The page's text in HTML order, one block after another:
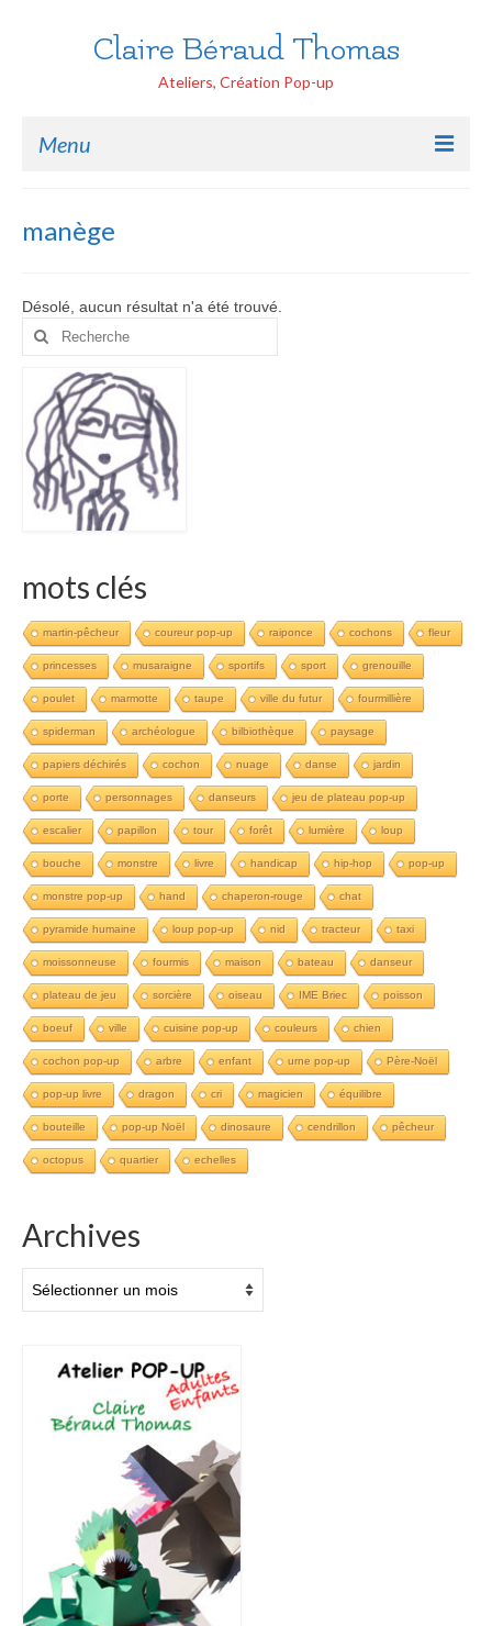
Claire Béraud Thomas
Ateliers, Création Pop-up
Menu
Ateliers Tout public
Pop-up Ecoles
Création Pop-up
Peinture Portraits
Contactez moi
manège
Désolé, aucun résultat n'a été trouvé.
Rechercher
mots clés
martin-pêcheur coureur pop-up raiponce cochons fleur
princesses musaraigne sportifs sport grenouille
poulet marmotte taupe ville du futur fourmillière
spiderman archéologue bilbiothèque paysage
papiers déchirés cochon nuage danse jardin
porte personnages danseurs jeu de plateau pop-up
escalier papillon tour forêt lumière loup
bouche monstre livre handicap hip-hop pop-up
monstre pop-up hand chaperon-rouge chat
pyramide humaine loup pop-up nid tracteur taxi
moissonneuse fourmis maison bateau danseur
plateau de jeu sorcière oiseau IME Briec poisson
boeuf ville cuisine pop-up couleurs chien
cochon pop-up arbre enfant urne pop-up Père-Noël
pop-up livre dragon cri magicien équilibre
bouteille pop-up Noël dinosaure cendrillon pêcheur
octopus quartier echelles
Archives